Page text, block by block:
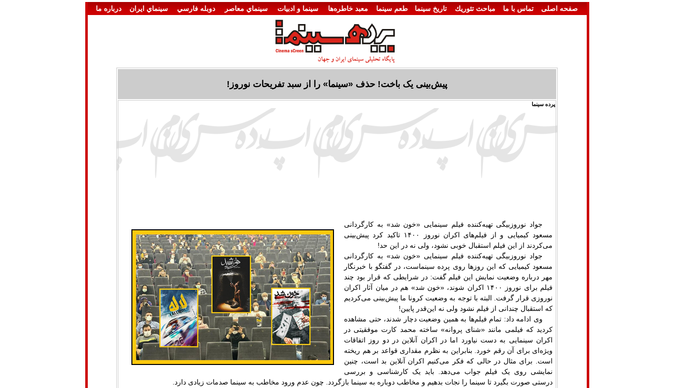
صفحه اصلی تماس با ما مباحث تئوريك تاريخ سينما طعم سینما معبد خاطره‌ها سينما و ادبيات سينماي معاصر دوبله فارسي سينماي ايران درباره ما
پیش‌بینی یک باخت! حذف «سینما» را از سبد تفریحات نوروز!
پرده سینما
جواد نوروزبیگی تهیه‌کننده فیلم سینمایی «خون شد» به کارگردانی
مسعود کیمیایی و از فیلم‌های اکران نوروز ۱۴۰۰ تاکید کرد پیش‌بینی
می‌کردند از این فیلم استقبال خوبی نشود، ولی نه در این حد!
جواد نوروزبیگی تهیه‌کننده فیلم سینمایی «خون شد» به کارگردانی
مسعود کیمیایی که این روزها روی پرده سینماست، در گفتگو با خبرنگار
مهر درباره وضعیت نمایش این فیلم گفت: در شرایطی که قرار بود چند
فیلم برای نوروز ۱۴۰۰ اکران شوند، «خون شد» هم در میان آثار اکران
نوروزی قرار گرفت. البته با توجه به وضعیت کرونا ما پیش‌بینی می‌کردیم
که استقبال چندانی از فیلم نشود ولی نه این‌قدر پایین!
وی ادامه داد: تمام فیلم‌ها به همین وضعیت دچار شدند، حتی مشاهده
کردید که فیلمی مانند «شنای پروانه» ساخته محمد کارت موفقیتی در
اکران سینمایی به دست نیاورد اما در اکران آنلاین در دو روز اتفاقات
ویژه‌ای برای آن رقم خورد. بنابراین به نظرم مقداری قواعد بر هم ریخته
است. برای مثال در حالی که فکر می‌کنیم اکران آنلاین بد است، چنین
نمایشی روی یک فیلم جواب می‌دهد. باید یک کارشناسی و بررسی
درستی صورت بگیرد تا سینما را نجات بدهیم و مخاطب دوباره به سینما بازگردد. چون عدم ورود مخاطب به سینما صدمات زیادی دارد.